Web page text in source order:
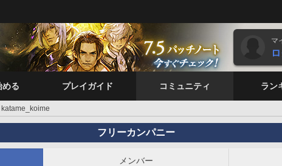
マ
める プレイガイド コミュニティ ラン
katame_koime
フリーカンパニー
メンバー